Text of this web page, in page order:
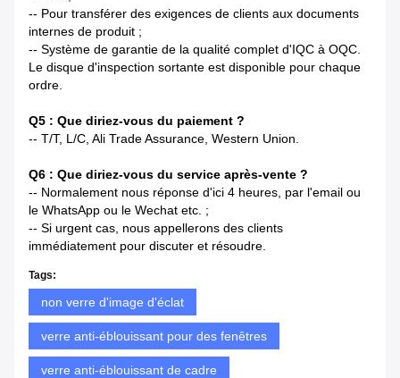
-- Pour transférer des exigences de clients aux documents
internes de produit ;
-- Système de garantie de la qualité complet d'IQC à OQC.
Le disque d'inspection sortante est disponible pour chaque
ordre.
Q5 : Que diriez-vous du paiement ?
-- T/T, L/C, Ali Trade Assurance, Western Union.
Q6 : Que diriez-vous du service après-vente ?
-- Normalement nous réponse d'ici 4 heures, par l'email ou
le WhatsApp ou le Wechat etc. ;
-- Si urgent cas, nous appellerons des clients
immédiatement pour discuter et résoudre.
Tags:
non verre d'image d'éclat
verre anti-éblouissant pour des fenêtres
verre anti-éblouissant de cadre